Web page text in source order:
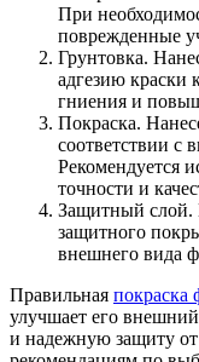
При
поврежденные
Грунтовка.
адгезию краски
гниения и
Покраска.
соответствии с
Рекомендуется
точности и
Защитный слой.
защитного
внешнего вида
Правильная покраска
улучшает его
и надежную защиту